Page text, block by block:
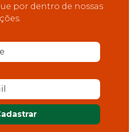
por dentro de nossas